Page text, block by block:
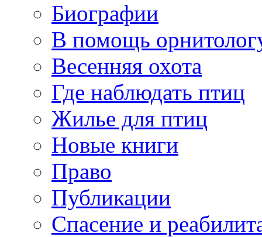
Биографии
В помощь
Весенняя охота
Где наблюдать птиц
Жилье для птиц
Новые книги
Право
Публикации
Спасение и